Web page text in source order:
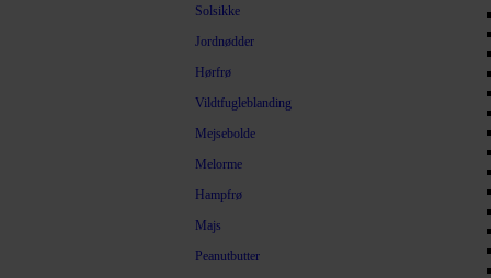
Solsikke
Jordnødder
Hørfrø
Vildtfugleblanding
Mejsebolde
Melorme
Hampfrø
Majs
Peanutbutter